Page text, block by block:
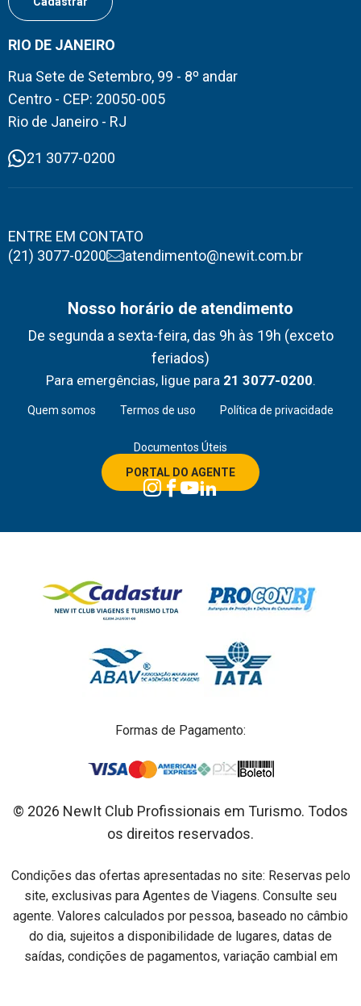
RIO DE JANEIRO
Rua Sete de Setembro, 99 - 8º andar
Centro - CEP: 20050-005
Rio de Janeiro - RJ
21 3077-0200
ENTRE EM CONTATO
(21) 3077-0200
atendimento@newit.com.br
Nosso horário de atendimento
De segunda a sexta-feira, das 9h às 19h (exceto
feriados)
Para emergências, ligue para 21 3077-0200.
Quem somos Termos de uso Política de privacidade
Documentos Úteis
PORTAL DO AGENTE
Formas de Pagamento:
© 2026 NewIt Club Profissionais em Turismo. Todos
os direitos reservados.
Condições das ofertas apresentadas no site: Reservas pelo
site, exclusivas para Agentes de Viagens. Consulte seu
agente. Valores calculados por pessoa, baseado no câmbio
do dia, sujeitos a disponibilidade de lugares, datas de
saídas, condições de pagamentos, variação cambial em